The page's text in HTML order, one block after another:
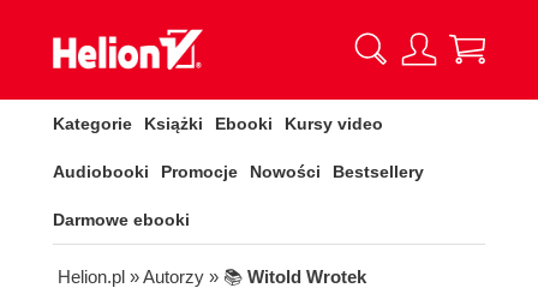
Kategorie Książki Ebooki Kursy video
Audiobooki Promocje Nowości Bestsellery
Darmowe ebooki
Helion.pl » Autorzy » 📚 Witold Wrotek